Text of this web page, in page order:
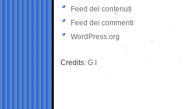
Feed dei contenuti
Feed dei commenti
WordPress.org
Credits: G.I